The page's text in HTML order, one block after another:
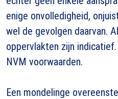
enige onvolledigheid,
wel de gevolgen daarvan.
oppervlakten zijn
NVM voorwaarden.
Een mondelinge